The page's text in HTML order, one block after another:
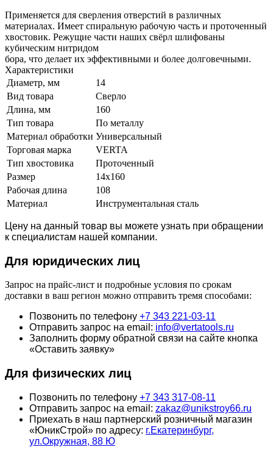
Применяется для сверления отверстий в различных
материалах. Имеет спиральную рабочую часть и проточенный
хвостовик. Режущие части наших свёрл шлифованы
кубическим нитридом
бора, что делает их эффективными и более долговечными.
Характеристики
Диаметр, мм
14
Вид товара
Сверло
Длина, мм
160
Тип товара
По металлу
Материал обработки Универсальный
Торговая марка
VERTA
Тип хвостовика
Проточенный
Размер
14х160
Рабочая длина
108
Материал
Инструментальная сталь
Цену на данный товар вы можете узнать при обращении
к специалистам нашей компании.
Для юридических лиц
Запрос на прайс-лист и подробные условия по срокам
доставки в ваш регион можно отправить тремя способами:
Позвонить по телефону +7 343 221-03-11
Отправить запрос на email: info@vertatools.ru
Заполнить форму обратной связи на сайте кнопка
«Оставить заявку»
Для физических лиц
Позвонить по телефону +7 343 317-08-11
Отправить запрос на email: zakaz@unikstroy66.ru
Приехать в наш партнерский розничный магазин
«ЮникСтрой» по адресу: г.Екатеринбург,
ул.Окружная, 88 Ю